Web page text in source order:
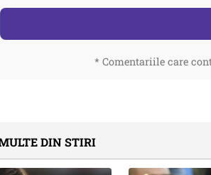
* Comentariile care
DIN STIRI